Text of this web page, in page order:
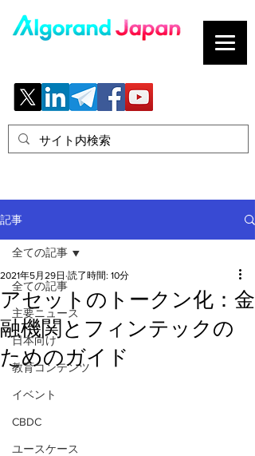
記事
全ての記事
主要ニュース
日本向け
教育コンテンツ
イベント
CBDC
ユースケース
全ての記事
アセットのトークン化：金
融機関とフィンテックの
ためのガイド
2021年5月29日 読了時間: 10分